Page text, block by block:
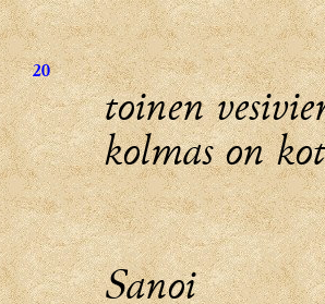
20
toinen
kolmas on
Sanoi